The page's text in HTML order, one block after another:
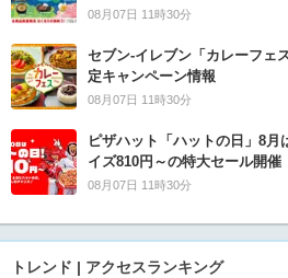
08月07日 11時30分
セブン‐イレブン「カレーフェ
定キャンペーン情報
08月07日 11時30分
ピザハット「ハットの日」8
イズ810円～の特大セール開催
08月07日 11時30分
トレンド | アクセスランキング